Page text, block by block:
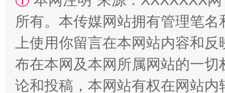
所有。本传媒网站拥有管理笔
上使用你留言在本网站内容和
布在本网及本网所属网站的一
论和投稿，本网站有权在网站